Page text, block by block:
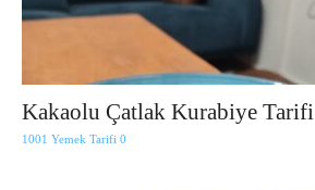
Kakaolu Çatlak Kurabiye Tarifi
1001 Yemek Tarifi 0